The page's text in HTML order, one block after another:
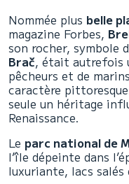
Nommée plus belle
magazine Forbes,
son rocher, symbole
Brač, était autrefois
pêcheurs et de
caractère
seule un héritage
Renaissance.
Le parc national de
l’île dépeinte dans
luxuriante, lacs